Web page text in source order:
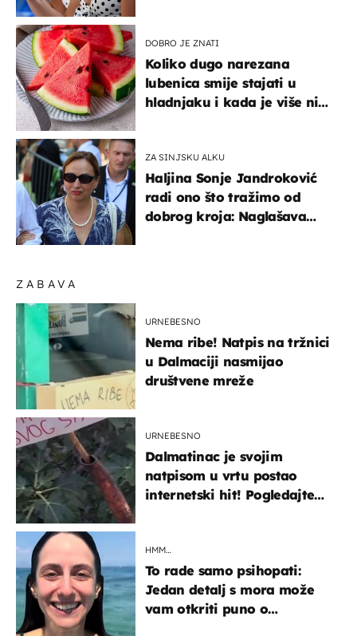
ZABAVA
URNEBESNO
Nema ribe! Natpis na tržnici
u Dalmaciji nasmijao
društvene mreže
URNEBESNO
Dalmatinac je svojim
natpisom u vrtu postao
internetski hit! Pogledajte
HMM…
To rade samo psihopati:
Jedan detalj s mora može
vam otkriti puno o
DOBRO JE ZNATI
Koliko dugo narezana
lubenica smije stajati u
hladnjaku i kada je više nije
ZA SINJSKU ALKU
Haljina Sonje Jandroković
radi ono što tražimo od
dobrog kroja: Naglašava